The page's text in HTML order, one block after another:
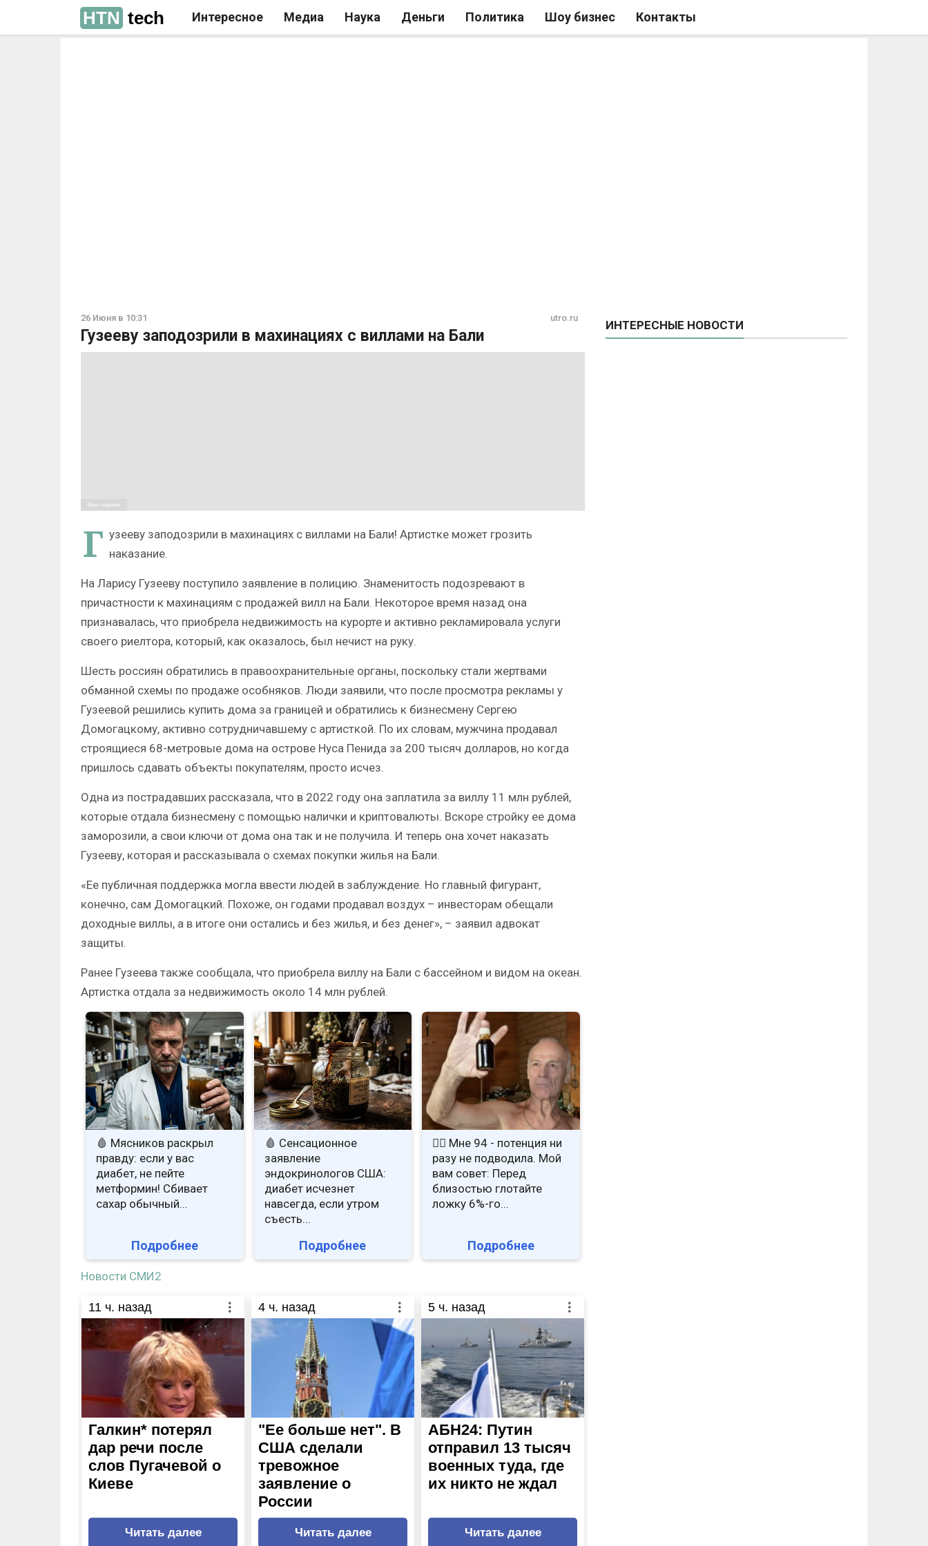
HTN tech Интересное Медиа Наука Деньги Политика Шоу бизнес Контакты
26 Июня в 10:31 utro.ru
Гузееву заподозрили в махинациях с виллами на Бали
Фото: соцсети
Г узееву заподозрили в махинациях с виллами на Бали! Артистке может грозить
наказание.
На Ларису Гузееву поступило заявление в полицию. Знаменитость подозревают в
причастности к махинациям с продажей вилл на Бали. Некоторое время назад она
признавалась, что приобрела недвижимость на курорте и активно рекламировала услуги
своего риелтора, который, как оказалось, был нечист на руку.
Шесть россиян обратились в правоохранительные органы, поскольку стали жертвами
обманной схемы по продаже особняков. Люди заявили, что после просмотра рекламы у
Гузеевой решились купить дома за границей и обратились к бизнесмену Сергею
Домогацкому, активно сотрудничавшему с артисткой. По их словам, мужчина продавал
строящиеся 68-метровые дома на острове Нуса Пенида за 200 тысяч долларов, но когда
пришлось сдавать объекты покупателям, просто исчез.
Одна из пострадавших рассказала, что в 2022 году она заплатила за виллу 11 млн рублей,
которые отдала бизнесмену с помощью налички и криптовалюты. Вскоре стройку ее дома
заморозили, а свои ключи от дома она так и не получила. И теперь она хочет наказать
Гузееву, которая и рассказывала о схемах покупки жилья на Бали.
«Ее публичная поддержка могла ввести людей в заблуждение. Но главный фигурант,
конечно, сам Домогацкий. Похоже, он годами продавал воздух – инвесторам обещали
доходные виллы, а в итоге они остались и без жилья, и без денег», – заявил адвокат
защиты.
Ранее Гузеева также сообщала, что приобрела виллу на Бали с бассейном и видом на океан.
Артистка отдала за недвижимость около 14 млн рублей.
🩸 Мясников раскрыл
правду: если у вас
диабет, не пейте
метформин! Сбивает
сахар обычный...
Подробнее
🩸 Сенсационное
заявление
эндокринологов США:
диабет исчезнет
навсегда, если утром
съесть...
Подробнее
❤️‍🔥 Мне 94 - потенция ни
разу не подводила. Мой
вам совет: Перед
близостью глотайте
ложку 6%-го...
Подробнее
Новости СМИ2
11 ч. назад
Галкин* потерял
дар речи после
слов Пугачевой о
Киеве
Читать далее
4 ч. назад
"Ее больше нет". В
США сделали
тревожное
заявление о
России
Читать далее
5 ч. назад
АБН24: Путин
отправил 13 тысяч
военных туда, где
их никто не ждал
Читать далее
ИНТЕРЕСНЫЕ НОВОСТИ